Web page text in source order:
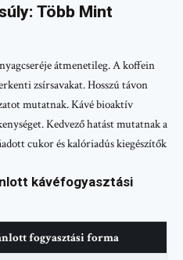
Több Mint
átmenetileg. A koffein
zsírsavakat. Hosszú távon
mutatnak. Kávé bioaktív
Kedvező hatást mutatnak a
cukor és kalóriadús kiegészítők
kávéfogyasztási
fogyasztási forma